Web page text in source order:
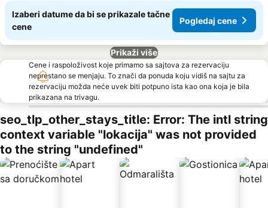
Izaberi datume da bi se prikazale tačne
cene
Pogledaj cene
Prikaži više
Cene i raspoloživost koje primamo sa sajtova za rezervaciju
neprestano se menjaju. To znači da ponuda koju vidiš na sajtu za
rezervaciju možda neće uvek biti potpuno ista kao ona koja je bila
prikazana na trivagu.
seo_tlp_other_stays_title: Error: The intl string
context variable "lokacija" was not provided
to the string "undefined"